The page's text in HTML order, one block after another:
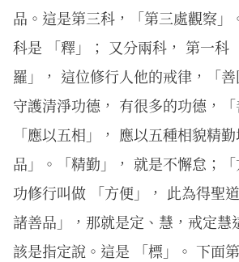
品。這是第三科，「第三處觀察」
科是 「釋」； 又分兩科， 第一科
羅」， 這位修行人他的戒律，「
守護清淨功德， 有很多的功德，「
「應以五相」， 應以五種相貌精
品」。「精勤」， 就是不懈怠；
功修行叫做 「方便」， 此為得聖
諸善品」，那就是定、慧，戒定慧
該是指定說。這是 「標」。 下面